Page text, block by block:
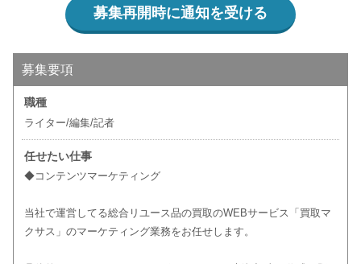
募集再開時に通知を受ける
募集要項
職種
ライター/編集/記者
任せたい仕事
◆コンテンツマーケティング
当社で運営してる総合リユース品の買取のWEBサービス「買取マ
クサス」のマーケティング業務をお任せします。